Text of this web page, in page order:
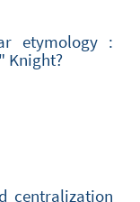
etymology :
Knight?
centralization